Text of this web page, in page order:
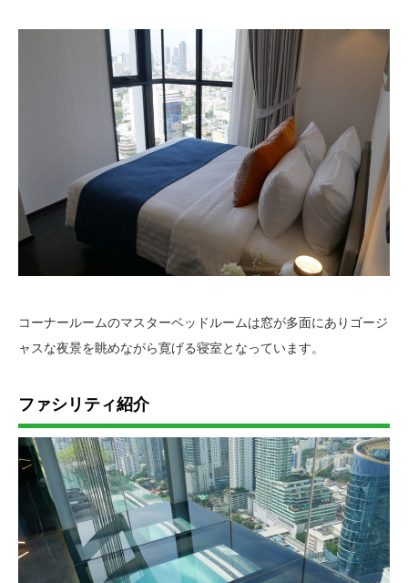
コーナールームのマスターベッドルームは窓が多面にありゴージ
ャスな夜景を眺めながら寛げる寝室となっています。
ファシリティ紹介